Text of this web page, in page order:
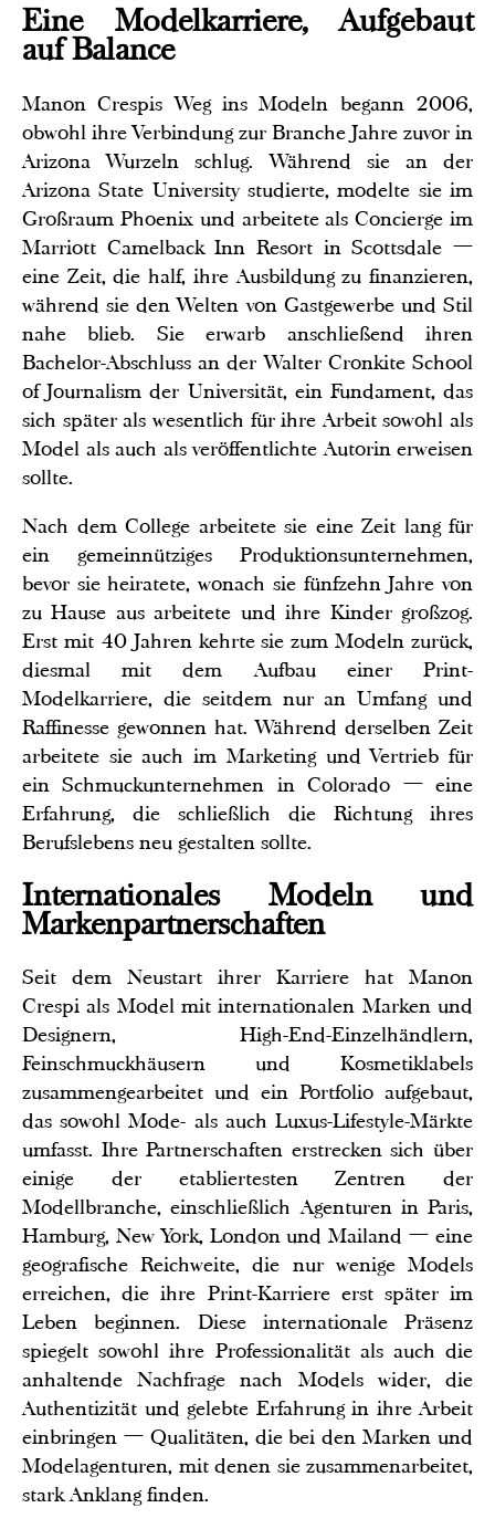
Eine Modelkarriere, Aufgebaut
auf Balance
Manon Crespis Weg ins Modeln begann 2006,
obwohl ihre Verbindung zur Branche Jahre zuvor in
Arizona Wurzeln schlug. Während sie an der
Arizona State University studierte, modelte sie im
Großraum Phoenix und arbeitete als Concierge im
Marriott Camelback Inn Resort in Scottsdale —
eine Zeit, die half, ihre Ausbildung zu finanzieren,
während sie den Welten von Gastgewerbe und Stil
nahe blieb. Sie erwarb anschließend ihren
Bachelor-Abschluss an der Walter Cronkite School
of Journalism der Universität, ein Fundament, das
sich später als wesentlich für ihre Arbeit sowohl als
Model als auch als veröffentlichte Autorin erweisen
sollte.
Nach dem College arbeitete sie eine Zeit lang für
ein gemeinnütziges Produktionsunternehmen,
bevor sie heiratete, wonach sie fünfzehn Jahre von
zu Hause aus arbeitete und ihre Kinder großzog.
Erst mit 40 Jahren kehrte sie zum Modeln zurück,
diesmal mit dem Aufbau einer Print-
Modelkarriere, die seitdem nur an Umfang und
Raffinesse gewonnen hat. Während derselben Zeit
arbeitete sie auch im Marketing und Vertrieb für
ein Schmuckunternehmen in Colorado — eine
Erfahrung, die schließlich die Richtung ihres
Berufslebens neu gestalten sollte.
Internationales Modeln und
Markenpartnerschaften
Seit dem Neustart ihrer Karriere hat Manon
Crespi als Model mit internationalen Marken und
Designern, High-End-Einzelhändlern,
Feinschmuckhäusern und Kosmetiklabels
zusammengearbeitet und ein Portfolio aufgebaut,
das sowohl Mode- als auch Luxus-Lifestyle-Märkte
umfasst. Ihre Partnerschaften erstrecken sich über
einige der etabliertesten Zentren der
Modellbranche, einschließlich Agenturen in Paris,
Hamburg, New York, London und Mailand — eine
geografische Reichweite, die nur wenige Models
erreichen, die ihre Print-Karriere erst später im
Leben beginnen. Diese internationale Präsenz
spiegelt sowohl ihre Professionalität als auch die
anhaltende Nachfrage nach Models wider, die
Authentizität und gelebte Erfahrung in ihre Arbeit
einbringen — Qualitäten, die bei den Marken und
Modelagenturen, mit denen sie zusammenarbeitet,
stark Anklang finden.